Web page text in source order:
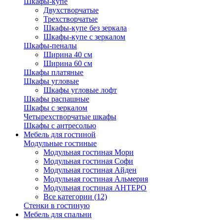
Двухстворчатые
Трехстворчатые
Шкафы-купе без зеркала
Шкафы-купе с зеркалом
Шкафы-пеналы
Ширина 40 см
Ширина 60 см
Шкафы платяные
Шкафы угловые
Шкафы угловые лофт
Шкафы распашные
Шкафы с зеркалом
Четырехстворчатые шкафы
Шкафы с антресолью
Мебель для гостиной
Модульные гостиные
Модульная гостиная Мори
Модульная гостиная Софи
Модульная гостиная Айден
Модульная гостиная Альмерия
Модульная гостиная АНТЕРО
Все категории (12)
Стенки в гостиную
Мебель для спальни